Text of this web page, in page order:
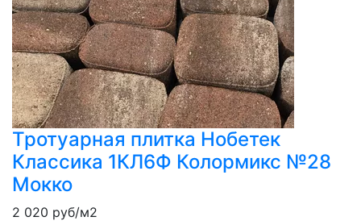
Тротуарная плитка Нобетек
Классика 1КЛ6Ф Колормикс №28
Мокко
2 020 руб/м2